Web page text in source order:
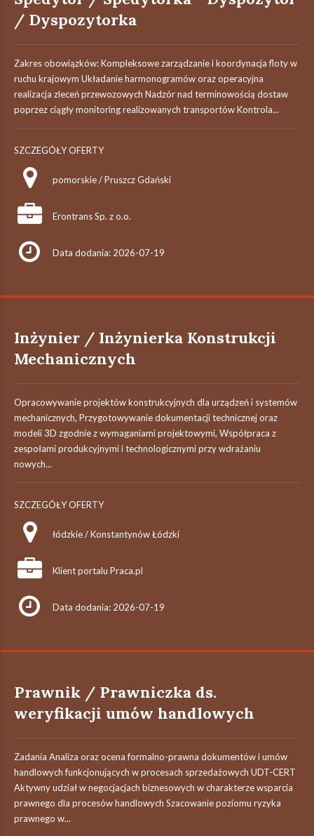
/ Dyspozytorka
Zakres obowiązków: Kompleksowe zarządzanie i koordynacja floty w
ruchu krajowym Układanie harmonogramów oraz operacyjna
realizacja zleceń przewozowych Nadzór nad terminowością dostaw
poprzez ciągły monitoring realizowanych transportów Kontrola...
SZCZEGÓŁY OFERTY
pomorskie / Pruszcz Gdański
Erontrans Sp. z o.o.
Data dodania: 2026-07-19
Inżynier / Inżynierka Konstrukcji
Mechanicznych
Opracowywanie projektów konstrukcyjnych dla urządzeń i systemów
mechanicznych, Przygotowywanie dokumentacji technicznej oraz
modeli 3D zgodnie z wymaganiami projektowymi, Współpraca z
zespołami produkcyjnymi i technologicznymi przy wdrażaniu
nowych...
SZCZEGÓŁY OFERTY
łódzkie / Konstantynów Łódzki
Klient portalu Praca.pl
Data dodania: 2026-07-19
Prawnik / Prawniczka ds.
weryfikacji umów handlowych
Zadania Analiza oraz ocena formalno-prawna dokumentów i umów
handlowych funkcjonujących w procesach sprzedażowych UDT-CERT
Aktywny udział w negocjacjach biznesowych w charakterze wsparcia
prawnego dla procesów handlowych Szacowanie poziomu ryzyka
prawnego w...